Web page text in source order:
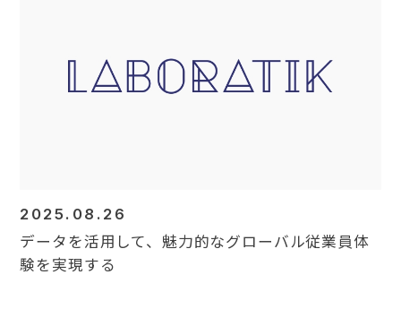
2025.08.26
データを活用して、魅力的なグローバル従業員体
験を実現する